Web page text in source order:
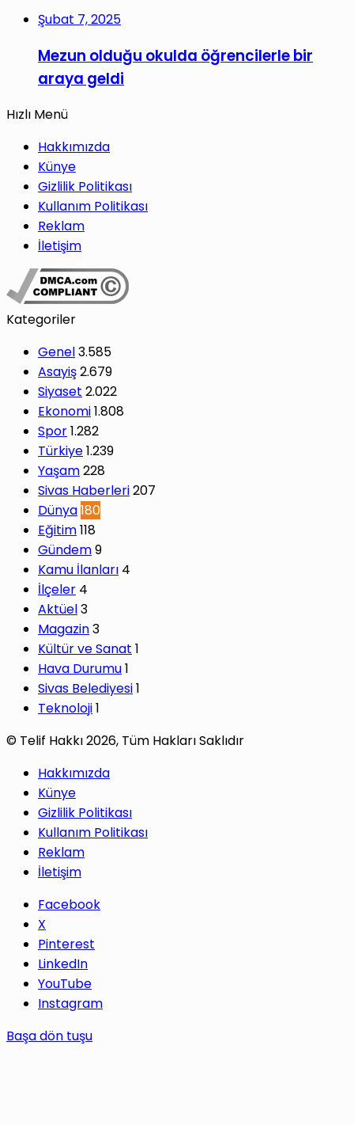
Şubat 7, 2025
Mezun olduğu okulda öğrencilerle bir
araya geldi
Hızlı Menü
Hakkımızda
Künye
Gizlilik Politikası
Kullanım Politikası
Reklam
İletişim
Kategoriler
Genel3.585
Asayiş2.679
Siyaset 2.022
Ekonomi1.808
Spor1.282
Türkiye1.239
Yaşam228
Sivas Haberleri207
Dünya180
Eğitim118
Gündem9
Kamu İlanları 4
İlçeler 4
Aktüel3
Magazin3
Kültür ve Sanat 1
Hava Durumu1
Sivas Belediyesi1
Teknoloji1
© Telif Hakkı 2026, Tüm Hakları Saklıdır
Hakkımızda
Künye
Gizlilik Politikası
Kullanım Politikası
Reklam
İletişim
Facebook
X
Pinterest
LinkedIn
YouTube
Instagram
Başa dön tuşu